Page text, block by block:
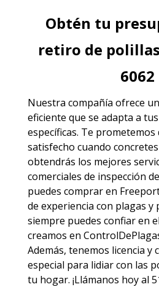
Obtén tu
retiro de polillas
6062
Nuestra compañía ofrece
eficiente que se adapta a
específicas. Te prometemos
satisfecho cuando
obtendrás los mejores
comerciales de inspección
puedes comprar en
de experiencia con plagas y
siempre puedes confiar en
creamos en
Además, tenemos licencia y
especial para lidiar con las
tu hogar. ¡Llámanos hoy al